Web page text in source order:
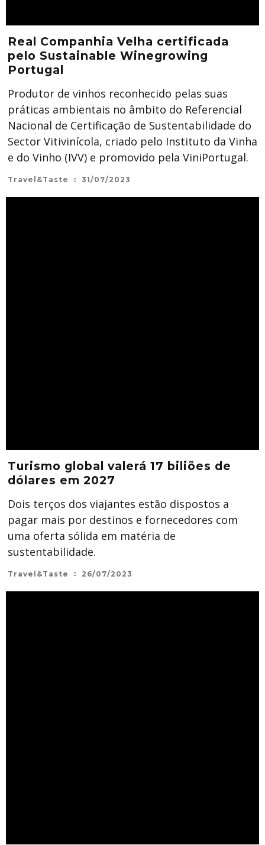
Real Companhia Velha certificada
pelo Sustainable Winegrowing
Portugal
Produtor de vinhos reconhecido pelas suas
práticas ambientais no âmbito do Referencial
Nacional de Certificação de Sustentabilidade do
Sector Vitivinícola, criado pelo Instituto da Vinha
e do Vinho (IVV) e promovido pela ViniPortugal.
Travel&Taste 31/07/2023
Turismo global valerá 17 biliões de
dólares em 2027
Dois terços dos viajantes estão dispostos a
pagar mais por destinos e fornecedores com
uma oferta sólida em matéria de
sustentabilidade.
Travel&Taste 26/07/2023